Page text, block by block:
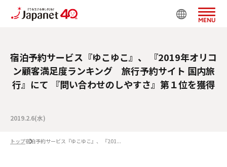
MENU
宿泊予約サービス『ゆこゆこ』、 『2019年オリコ
ン顧客満足度ランキング 旅行予約サイト 国内旅
行』にて 『問い合わせのしやすさ』第１位を獲得
2019.2.6(水)
トップ宿泊予約サービス『ゆこゆこ』、 『201...